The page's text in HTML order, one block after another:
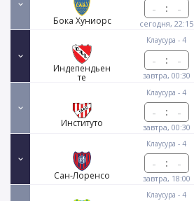
Бока Хуниорс
:
сегодня, 22:15
Клаусура - 4
Индепендьен
те
:
завтра, 00:30
Клаусура - 4
Институто
:
завтра, 00:30
Клаусура - 4
Сан-Лоренсо
:
завтра, 18:00
Клаусура - 4